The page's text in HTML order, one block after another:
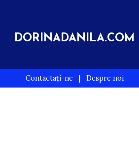
DORINADANILA.COM
Contactați-ne Despre noi